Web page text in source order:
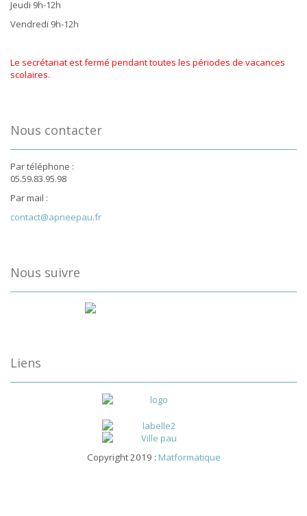
Jeudi 9h-12h
Vendredi 9h-12h
Le secrétariat est fermé pendant toutes les périodes de vacances
scolaires.
Nous contacter
Par téléphone :
05.59.83.95.98
Par mail :
contact@apneepau.fr
Nous suivre
Liens
Copyright 2019 : Matformatique